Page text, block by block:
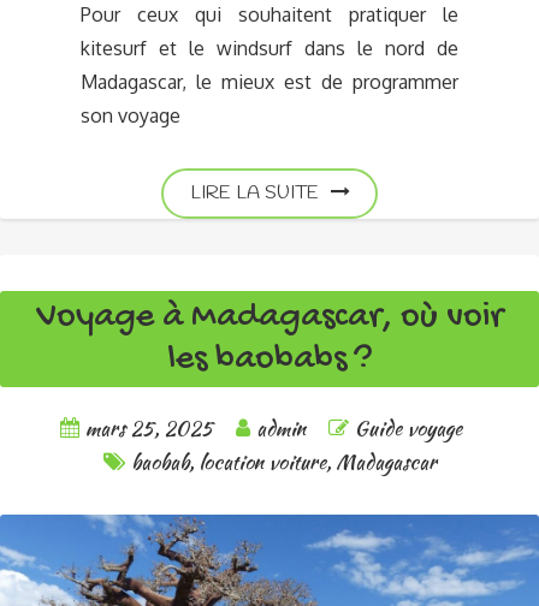
Pour ceux qui souhaitent pratiquer le
kitesurf et le windsurf dans le nord de
Madagascar, le mieux est de programmer
son voyage
LIRE LA SUITE
Voyage à Madagascar, où voir
les baobabs ?
mars 25, 2025 admin
Guide voyage
baobab, location voiture, Madagascar